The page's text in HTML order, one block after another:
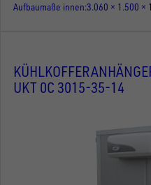
Aufbaumaße innen 3.060 × 1.500 ×
UKT 0C 3015-35-14